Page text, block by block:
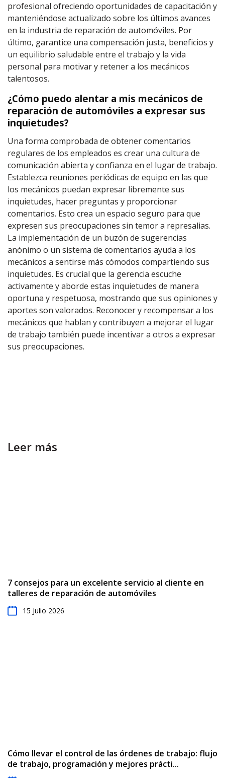
profesional ofreciendo oportunidades de capacitación y
manteniéndose actualizado sobre los últimos avances
en la industria de reparación de automóviles. Por
último, garantice una compensación justa, beneficios y
un equilibrio saludable entre el trabajo y la vida
personal para motivar y retener a los mecánicos
talentosos.
¿Cómo puedo alentar a mis mecánicos de
reparación de automóviles a expresar sus
inquietudes?
Una forma comprobada de obtener comentarios
regulares de los empleados es crear una cultura de
comunicación abierta y confianza en el lugar de trabajo.
Establezca reuniones periódicas de equipo en las que
los mecánicos puedan expresar libremente sus
inquietudes, hacer preguntas y proporcionar
comentarios. Esto crea un espacio seguro para que
expresen sus preocupaciones sin temor a represalias.
La implementación de un buzón de sugerencias
anónimo o un sistema de comentarios ayuda a los
mecánicos a sentirse más cómodos compartiendo sus
inquietudes. Es crucial que la gerencia escuche
activamente y aborde estas inquietudes de manera
oportuna y respetuosa, mostrando que sus opiniones y
aportes son valorados. Reconocer y recompensar a los
mecánicos que hablan y contribuyen a mejorar el lugar
de trabajo también puede incentivar a otros a expresar
sus preocupaciones.
Leer más
7 consejos para un excelente servicio al cliente en
talleres de reparación de automóviles
15 Julio 2026
Cómo llevar el control de las órdenes de trabajo: flujo
de trabajo, programación y mejores prácti...